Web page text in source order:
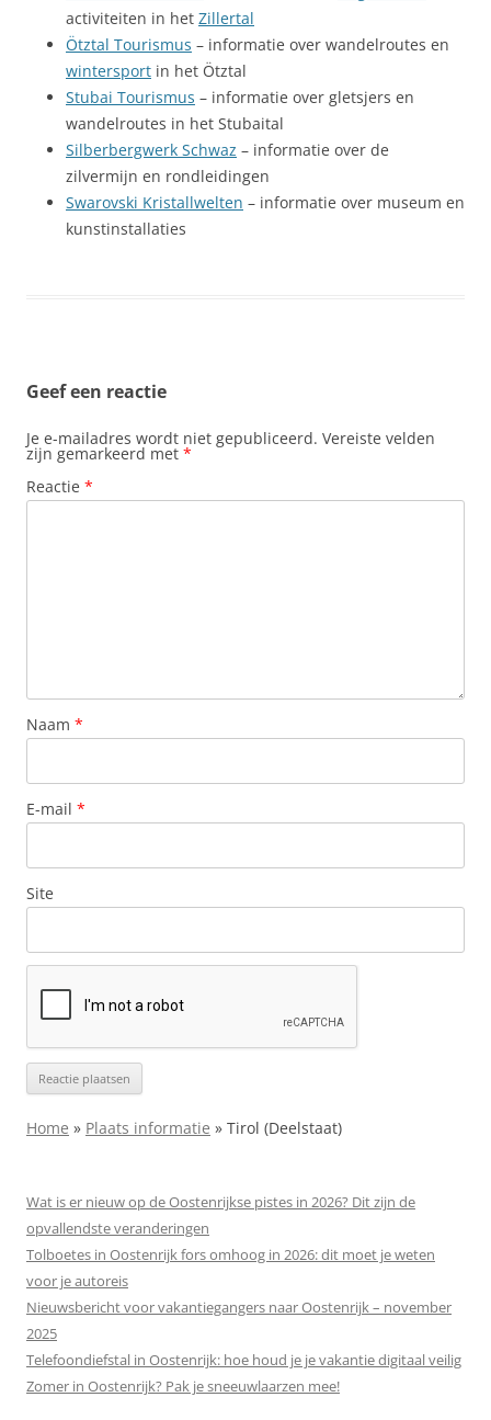
activiteiten in het Zillertal
Ötztal Tourismus – informatie over wandelroutes en
wintersport in het Ötztal
Stubai Tourismus – informatie over gletsjers en
wandelroutes in het Stubaital
Silberbergwerk Schwaz – informatie over de
zilvermijn en rondleidingen
Swarovski Kristallwelten – informatie over museum en
kunstinstallaties
Geef een reactie
Je e-mailadres wordt niet gepubliceerd. Vereiste velden
zijn gemarkeerd met *
Reactie *
Naam *
E-mail *
Site
Home » Plaats informatie » Tirol (Deelstaat)
Wat is er nieuw op de Oostenrijkse pistes in 2026? Dit zijn de
opvallendste veranderingen
Tolboetes in Oostenrijk fors omhoog in 2026: dit moet je weten
voor je autoreis
Nieuwsbericht voor vakantiegangers naar Oostenrijk – november
2025
Telefoondiefstal in Oostenrijk: hoe houd je je vakantie digitaal veilig
Zomer in Oostenrijk? Pak je sneeuwlaarzen mee!